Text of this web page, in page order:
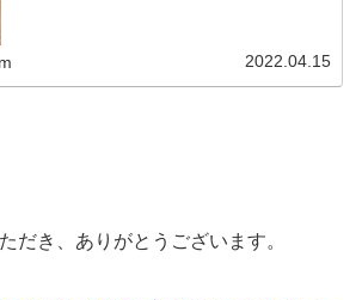
2022.04.15
だき、ありがとうございます。